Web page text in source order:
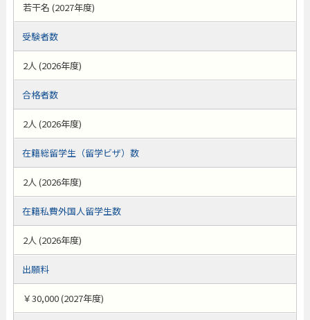
若干名 (2027年度)
受験者数
2人 (2026年度)
合格者数
2人 (2026年度)
在籍総留学生（留学ビザ）数
2人 (2026年度)
在籍私費外国人留学生数
2人 (2026年度)
出願料
￥30,000 (2027年度)